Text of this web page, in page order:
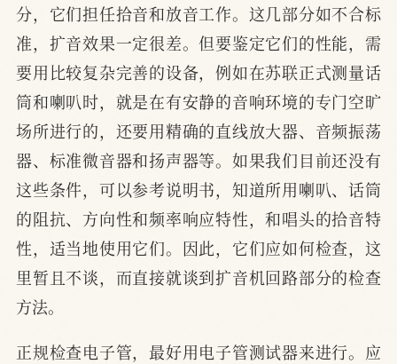
分，它们担任拾音和放音工作。这几部分如不合标
准，扩音效果一定很差。但要鉴定它们的性能，需
要用比较复杂完善的设备，例如在苏联正式测量话
筒和喇叭时，就是在有安静的音响环境的专门空旷
场所进行的，还要用精确的直线放大器、音频振荡
器、标准微音器和扬声器等。如果我们目前还没有
这些条件，可以参考说明书，知道所用喇叭、话筒
的阻抗、方向性和频率响应特性，和唱头的拾音特
性，适当地使用它们。因此，它们应如何检查，这
里暂且不谈，而直接就谈到扩音机回路部分的检查
方法。
正规检查电子管，最好用电子管测试器来进行。应